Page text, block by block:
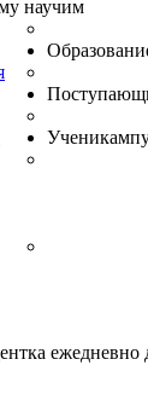
научим
Ученикам
ежедневно